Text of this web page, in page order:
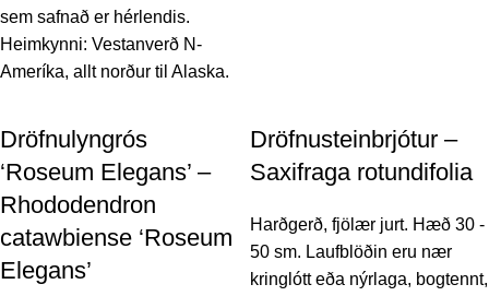
sem safnað er hérlendis.
Heimkynni: Vestanverð N-
Ameríka, allt norður til Alaska.
Dröfnulyngrós
‘Roseum Elegans’ –
Rhododendron
catawbiense ‘Roseum
Elegans’
Dröfnusteinbrjótur –
Saxifraga rotundifolia
Harðgerð, fjölær jurt. Hæð 30 -
50 sm. Laufblöðin eru nær
kringlótt eða nýrlaga, bogtennt,